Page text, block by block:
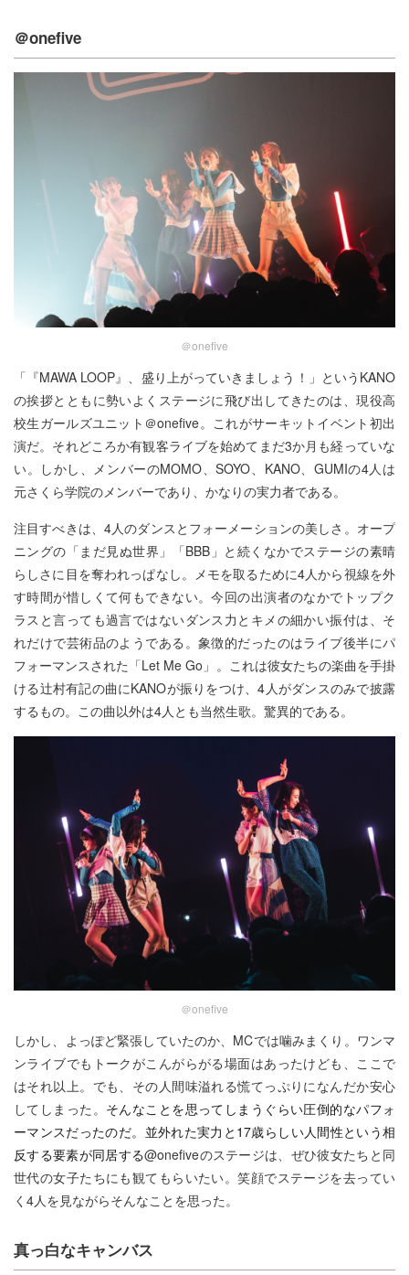
＠onefive
＠onefive
「『MAWA LOOP』、盛り上がっていきましょう！」というKANO
の挨拶とともに勢いよくステージに飛び出してきたのは、現役高
校生ガールズユニット＠onefive。これがサーキットイベント初出
演だ。それどころか有観客ライブを始めてまだ3か月も経っていな
い。しかし、メンバーのMOMO、SOYO、KANO、GUMIの4人は
元さくら学院のメンバーであり、かなりの実力者である。
注目すべきは、4人のダンスとフォーメーションの美しさ。オープ
ニングの「まだ見ぬ世界」「BBB」と続くなかでステージの素晴
らしさに目を奪われっぱなし。メモを取るために4人から視線を外
す時間が惜しくて何もできない。今回の出演者のなかでトップク
ラスと言っても過言ではないダンス力とキメの細かい振付は、そ
れだけで芸術品のようである。象徴的だったのはライブ後半にパ
フォーマンスされた「Let Me Go」。これは彼女たちの楽曲を手掛
ける辻村有記の曲にKANOが振りをつけ、4人がダンスのみで披露
するもの。この曲以外は4人とも当然生歌。驚異的である。
＠onefive
しかし、よっぽど緊張していたのか、MCでは噛みまくり。ワンマ
ンライブでもトークがこんがらがる場面はあったけども、ここで
はそれ以上。でも、その人間味溢れる慌てっぷりになんだか安心
してしまった。 そんなことを思ってしまうぐらい圧倒的なパフォ
ーマンスだったのだ。並外れた実力と 17歳らしい人間性という相
反する要素が同居する@onefiveのステージは、ぜひ彼女たちと同
世代の女子たちにも観てもらいたい。笑顔でステージを去ってい
く4人を見ながらそんなことを思った。
真っ白なキャンバス